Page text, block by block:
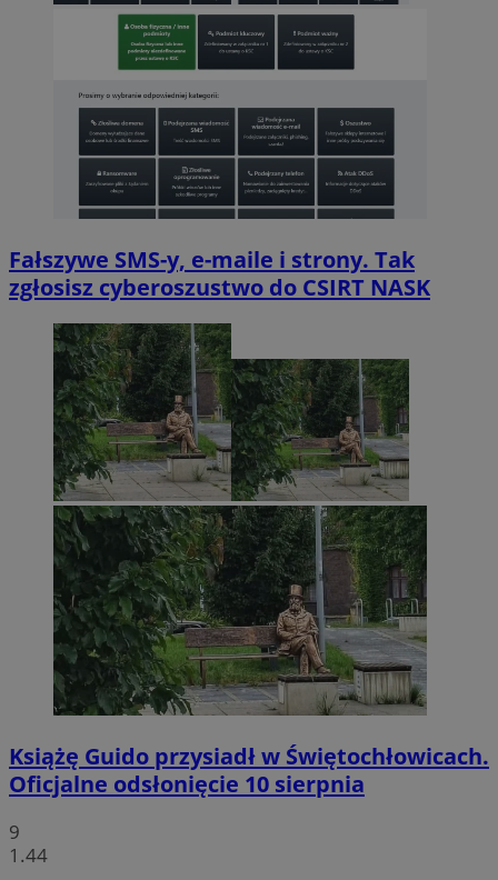
Fałszywe SMS-y, e-maile i strony. Tak
zgłosisz cyberoszustwo do CSIRT NASK
Książę Guido przysiadł w Świętochłowicach.
Oficjalne odsłonięcie 10 sierpnia
9
1.44